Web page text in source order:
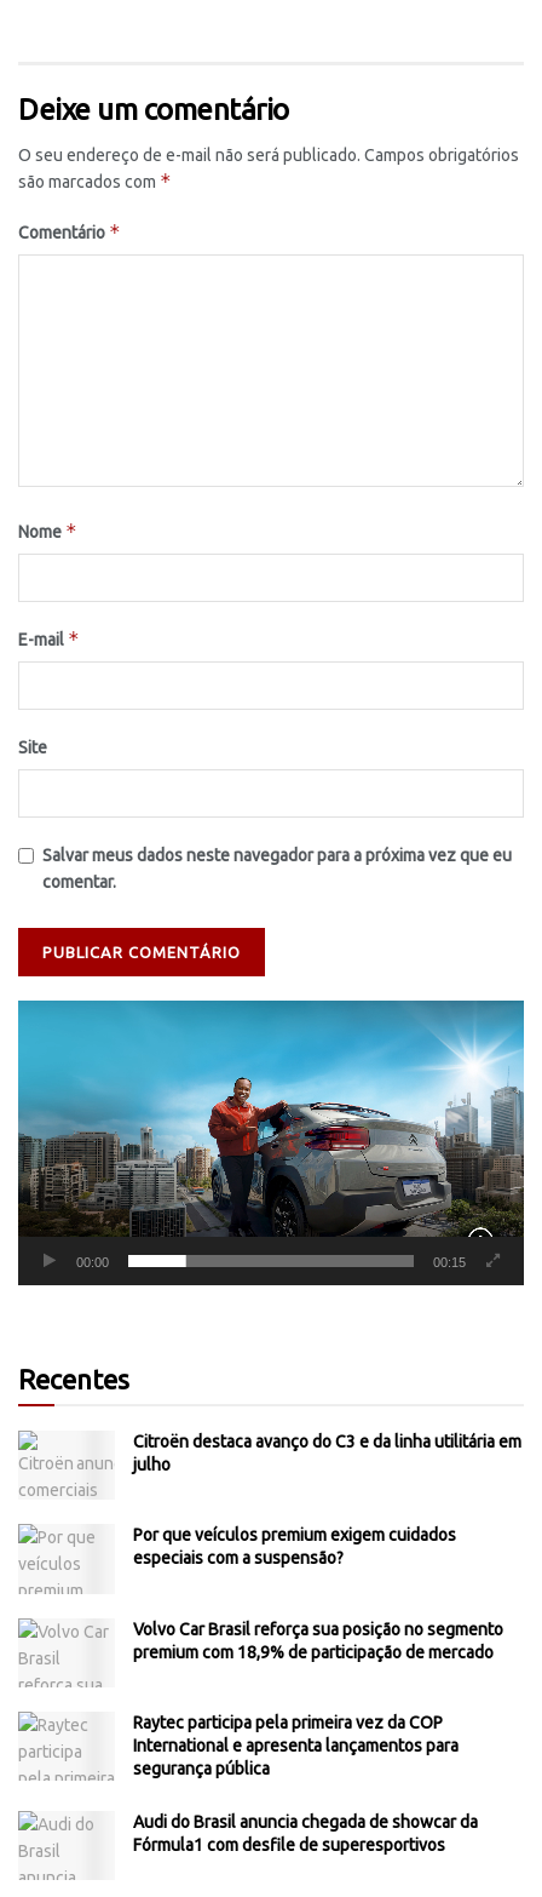
Deixe um comentário
O seu endereço de e-mail não será publicado. Campos obrigatórios
são marcados com *
Comentário *
Nome *
E-mail *
Site
Salvar meus dados neste navegador para a próxima vez que eu
comentar.
00:00 00:15
Recentes
Citroën destaca avanço do C3 e da linha utilitária em
julho
Por que veículos premium exigem cuidados
especiais com a suspensão?
Volvo Car Brasil reforça sua posição no segmento
premium com 18,9% de participação de mercado
Raytec participa pela primeira vez da COP
International e apresenta lançamentos para
segurança pública
Audi do Brasil anuncia chegada de showcar da
Fórmula1 com desfile de superesportivos